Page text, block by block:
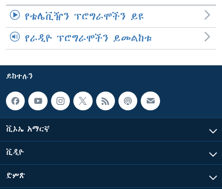
የቴሌቪዥን ፕሮግራሞችን ይዩ
የራዲዮ ፕሮግራሞችን ይመልከቱ
ይከተሉን
ቪኦኤ አማርኛ
ቪዲዮ
ድምጽ